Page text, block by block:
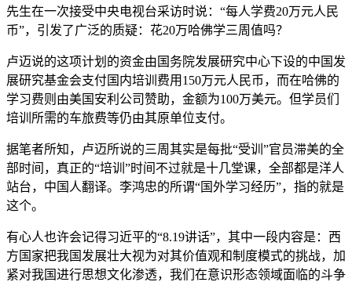
先生在一次接受中央电视台采访时说：“每人学费20万元人民
币”，引发了广泛的质疑：花20万哈佛学三周值吗？
卢迈说的这项计划的资金由国务院发展研究中心下设的中国发
展研究基金会支付国内培训费用150万元人民币，而在哈佛的
学习费则由美国安利公司赞助，金额为100万美元。但学员们
培训所需的车旅费等仍由其原单位支付。
据笔者所知，卢迈所说的三周其实是每批“受训”官员滞美的全
部时间，真正的“培训”时间不过就是十几堂课，全部都是洋人
站台，中国人翻译。李鸿忠的所谓“国外学习经历”，指的就是
这个。
有心人也许会记得习近平的“8.19讲话”，其中一段内容是：西
方国家把我国发展壮大视为对其价值观和制度模式的挑战，加
紧对我国进行思想文化渗透，我们在意识形态领域面临的斗争